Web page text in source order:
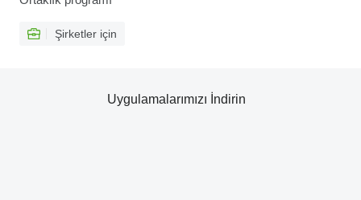
Şirketler için
Uygulamalarımızı İndirin